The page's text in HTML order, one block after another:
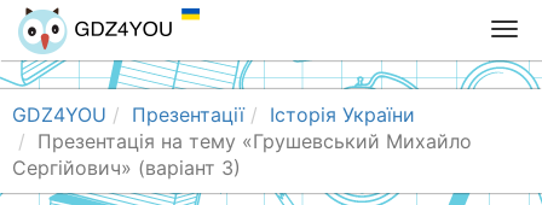
T
o
g
n
GDZ4YOU Презентації
Історія України
Презентація на тему «Грушевський Михайло
Сергійович» (варіант 3)